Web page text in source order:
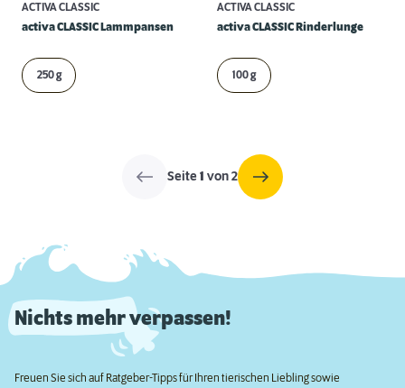
ACTIVA CLASSIC
activa CLASSIC Lammpansen
250 g
ACTIVA CLASSIC
activa CLASSIC Rinderlunge
100 g
Seite1 von 2
Nichts mehr verpassen!
Freuen Sie sich auf Ratgeber-Tipps für Ihren tierischen Liebling sowie